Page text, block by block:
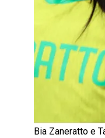
Bia Zaneratto e